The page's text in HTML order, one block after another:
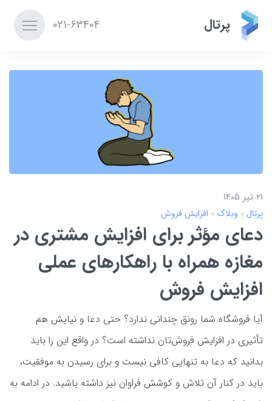
پرتال 021-63404
21 تير 1405
پرتال وبلاگ افزایش فروش
دعای مؤثر برای ‌افزایش مشتری در
مغازه همراه با راهکارهای عملی
افزایش فروش
آیا فروشگاه شما رونق چندانی ندارد؟ حتی دعا و نیایش هم
تأثیری در افزایش فروش‌تان نداشته است؟ در واقع این را باید
بدانید که دعا به تنهایی کافی نیست و برای رسیدن به موفقیت،
باید در کنار آن تلاش و کوشش فراوان نیز داشته باشید. در ادامه به